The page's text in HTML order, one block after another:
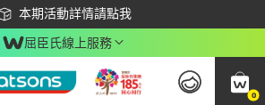
本期活動詳情請點我
下載app最高回饋$350
屈臣氏線上服務
0